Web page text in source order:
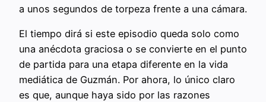
a unos segundos de torpeza frente a una cámara.
El tiempo dirá si este episodio queda solo como
una anécdota graciosa o se convierte en el punto
de partida para una etapa diferente en la vida
mediática de Guzmán. Por ahora, lo único claro
es que, aunque haya sido por las razones